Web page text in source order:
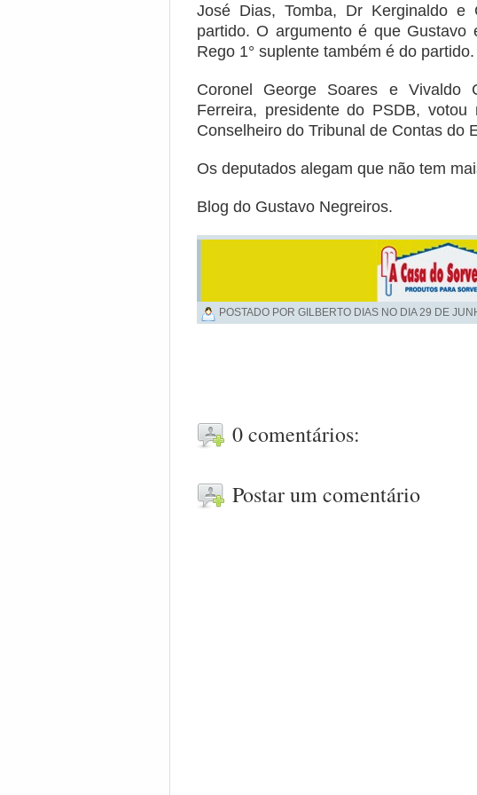
José Dias, Tomba, Dr Kerginaldo e
partido. O argumento é que
Rego 1° suplente também é do partido.
Coronel George Soares e Vivaldo
Ferreira, presidente do PSDB,
Conselheiro do Tribunal de Contas do
Os deputados alegam que não tem
Blog do Gustavo Negreiros.
POSTADO POR GILBERTO DIAS NO DIA29 DE
0 comentários:
Postar um comentário